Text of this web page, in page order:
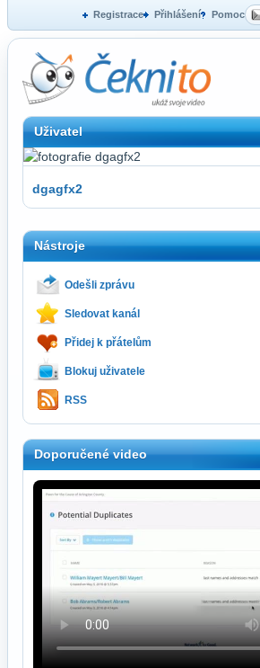
Registrace Přihlášení Pomoc
Uživatel
dgagfx2
Nástroje
Odešli zprávu
Sledovat kanál
Přidej k přátelům
Blokuj uživatele
RSS
Doporučené video